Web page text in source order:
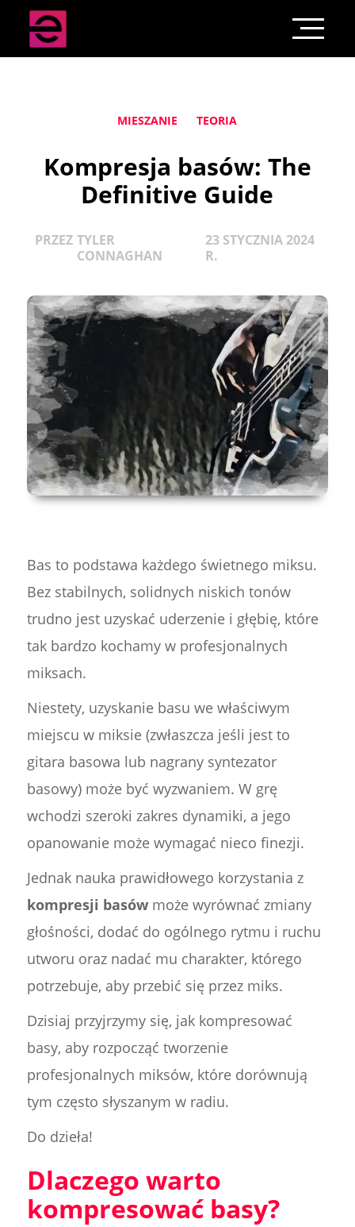
MIESZANIE TEORIA
Kompresja basów: The
Definitive Guide
PRZEZ TYLER
CONNAGHAN
23 STYCZNIA 2024
R.
Bas to podstawa każdego świetnego miksu.
Bez stabilnych, solidnych niskich tonów
trudno jest uzyskać uderzenie i głębię, które
tak bardzo kochamy w profesjonalnych
miksach.
Niestety, uzyskanie basu we właściwym
miejscu w miksie (zwłaszcza jeśli jest to
gitara basowa lub nagrany syntezator
basowy) może być wyzwaniem. W grę
wchodzi szeroki zakres dynamiki, a jego
opanowanie może wymagać nieco finezji.
Jednak nauka prawidłowego korzystania z
kompresji basówmoże wyrównać zmiany
głośności, dodać do ogólnego rytmu i ruchu
utworu oraz nadać mu charakter, którego
potrzebuje, aby przebić się przez miks.
Dzisiaj przyjrzymy się, jak kompresować
basy, aby rozpocząć tworzenie
profesjonalnych miksów, które dorównują
tym często słyszanym w radiu.
Do dzieła!
Dlaczego warto
kompresować basy?